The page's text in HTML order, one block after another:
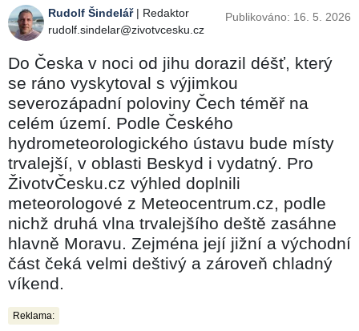
Rudolf Šindelář| Redaktor
rudolf.sindelar@zivotvcesku.cz
Publikováno: 16. 5. 2026
Do Česka v noci od jihu dorazil déšť, který
se ráno vyskytoval s výjimkou
severozápadní poloviny Čech téměř na
celém území. Podle Českého
hydrometeorologického ústavu bude místy
trvalejší, v oblasti Beskyd i vydatný. Pro
ŽivotvČesku.cz výhled doplnili
meteorologové z Meteocentrum.cz, podle
nichž druhá vlna trvalejšího deště zasáhne
hlavně Moravu. Zejména její jižní a východní
část čeká velmi deštivý a zároveň chladný
víkend.
Reklama: